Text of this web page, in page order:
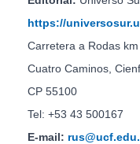
https://
Carretera a Rodas
Cuatro Caminos,
CP 55100
Tel: +53 43 500167
E-mail: